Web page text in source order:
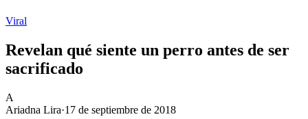
Viral
Revelan qué siente un perro antes de ser
sacrificado
A
Ariadna Lira·17 de septiembre de 2018